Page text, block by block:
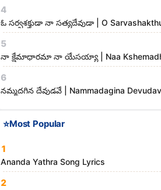
s
t
e
s
4
ఓ సర్వశక్తుడా నా సత్యదేవుడా | O
5
నా క్షేమాధారమా నా యేసయ్యా | Naa
6
నమ్మదగిన దేవుడవే | Nammadagina
⭐Most Popular
1
Ananda Yathra Song Lyrics
2